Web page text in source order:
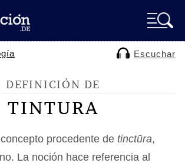
Escuchar
DEFINICIÓN DE
TINTURA
procedente de tinctūra,
La noción hace referencia al